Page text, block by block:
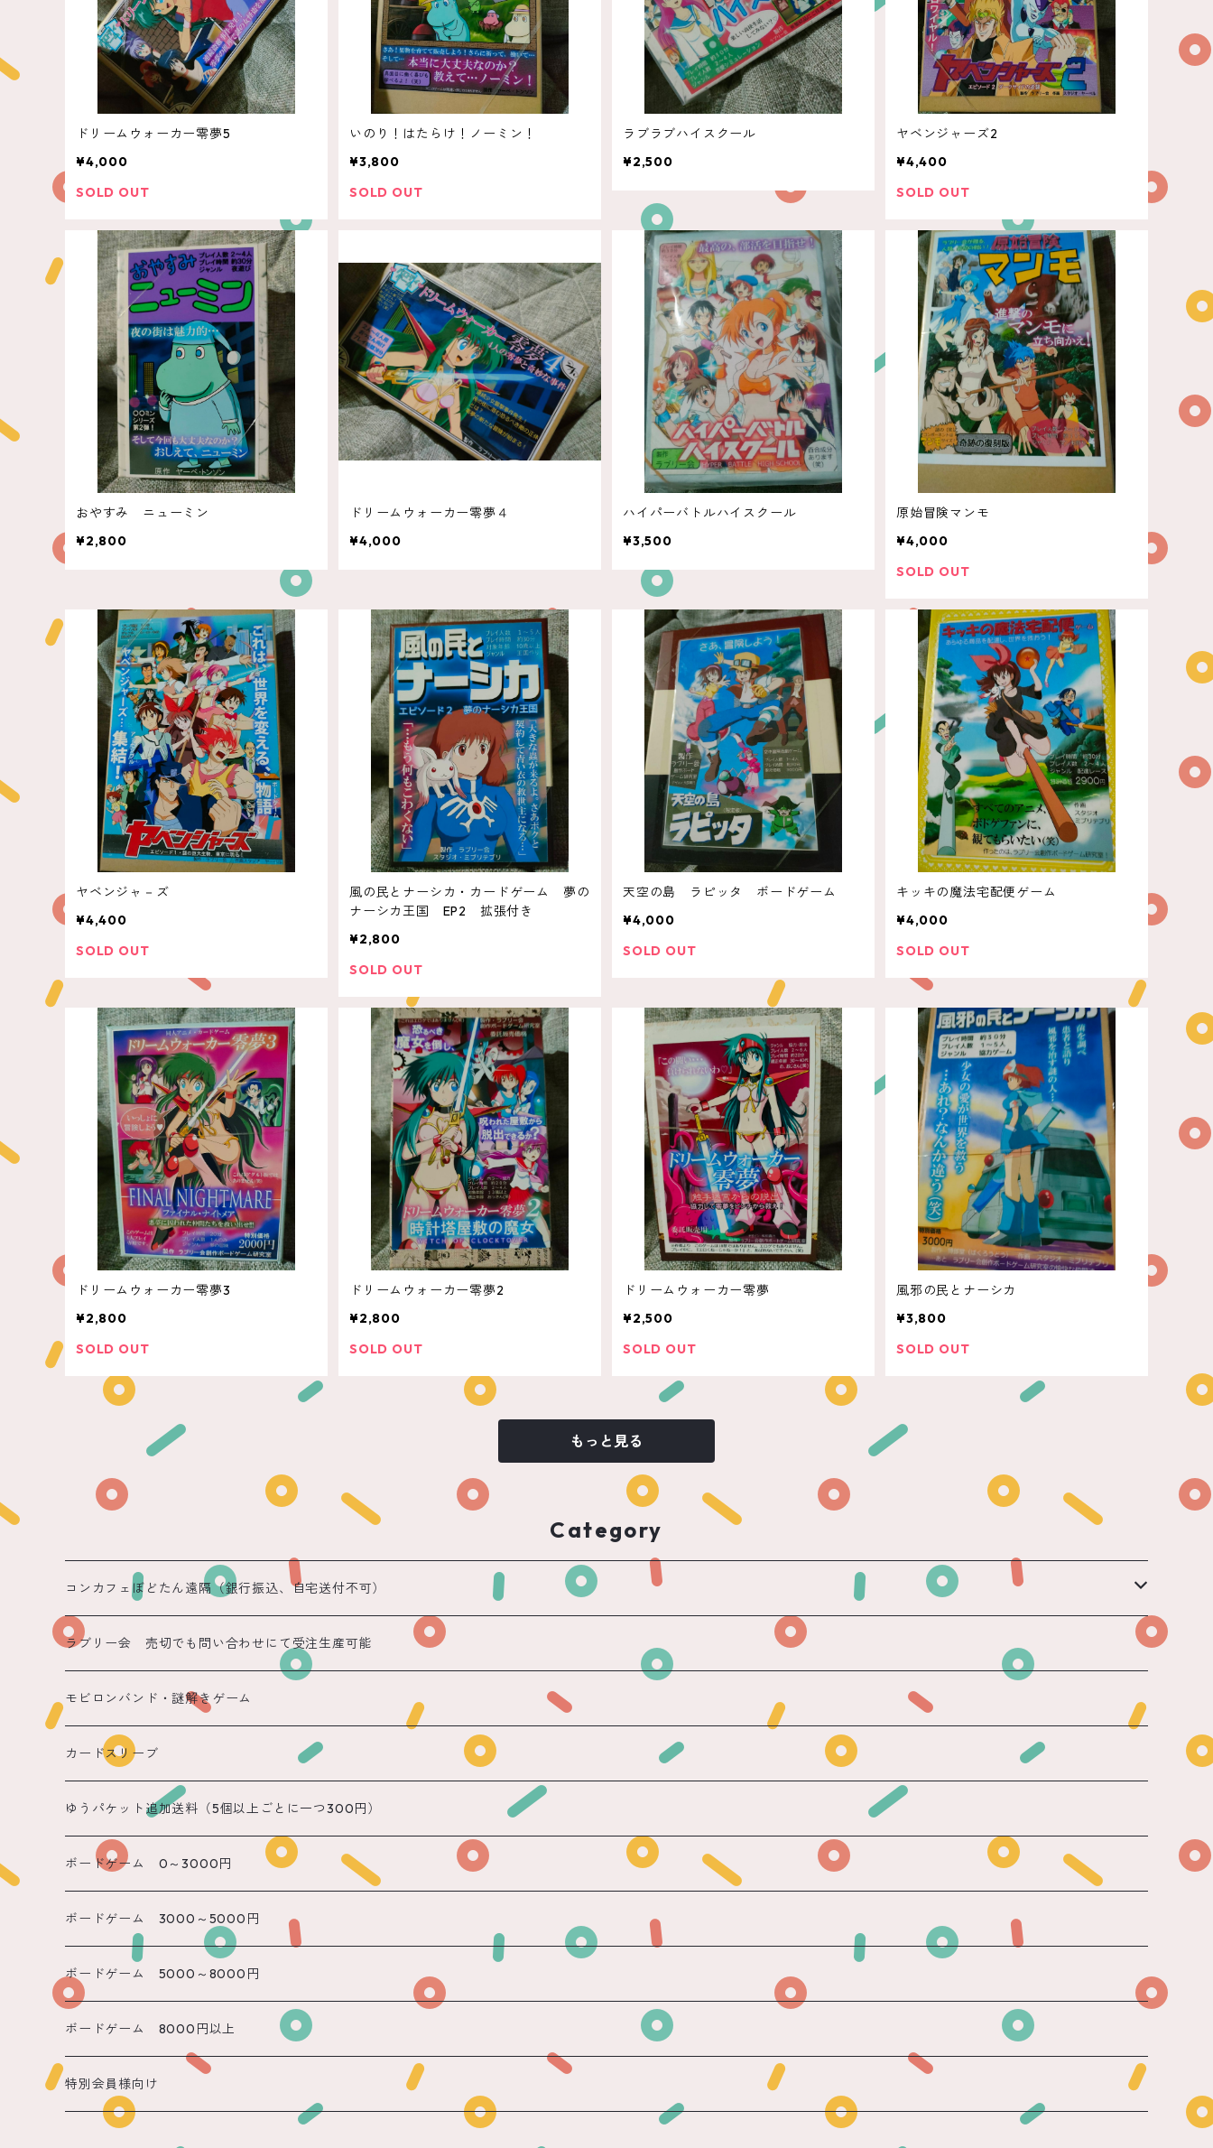
ドリームウォーカー零夢5
¥4,000
SOLD OUT
いのり！はたらけ！ノーミン！
¥3,800
SOLD OUT
ラブラブハイスクール
¥2,500
ヤベンジャーズ2
¥4,400
SOLD OUT
おやすみ ニューミン
¥2,800
ドリームウォーカー零夢４
¥4,000
ハイパーバトルハイスクール
¥3,500
原始冒険マンモ
¥4,000
SOLD OUT
ヤベンジャ－ズ
¥4,400
SOLD OUT
風の民とナーシカ・カードゲーム 夢の
ナーシカ王国 EP2 拡張付き
¥2,800
SOLD OUT
天空の島 ラピッタ ボードゲーム
¥4,000
SOLD OUT
キッキの魔法宅配便ゲーム
¥4,000
SOLD OUT
ドリームウォーカー零夢3
¥2,800
SOLD OUT
ドリームウォーカー零夢2
¥2,800
SOLD OUT
ドリームウォーカー零夢
¥2,500
SOLD OUT
風邪の民とナーシカ
¥3,800
SOLD OUT
もっと見る
Category
コンカフェぼどたん遠隔（銀行振込、自宅送付不可）
遠隔 ちほまる
遠隔 ねこ
遠隔 あまね
遠隔 りん
遠隔 のん
遠隔 かのん
遠隔 もね
ラブリー会 売切でも問い合わせにて受注生産可能
モビロンバンド・謎解きゲーム
カードスリーブ
ゆうパケット追加送料（5個以上ごとに一つ300円）
ボードゲーム 0～3000円
ボードゲーム 3000～5000円
ボードゲーム 5000～8000円
ボードゲーム 8000円以上
特別会員様向け